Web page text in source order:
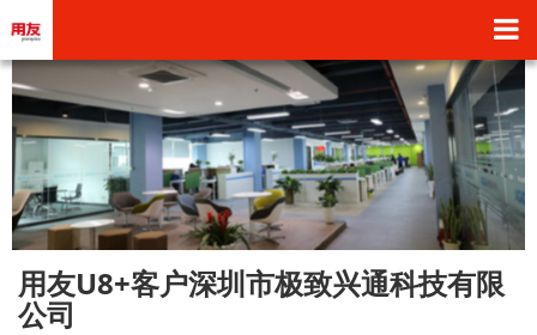
用友U8+客户深圳市极致兴通科技有限
公司